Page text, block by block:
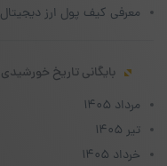
معرفی کیف پول ارز دیجیتال
بایگانی تاریخ خورشیدی
مرداد ۱۴۰۵
تیر ۱۴۰۵
خرداد ۱۴۰۵